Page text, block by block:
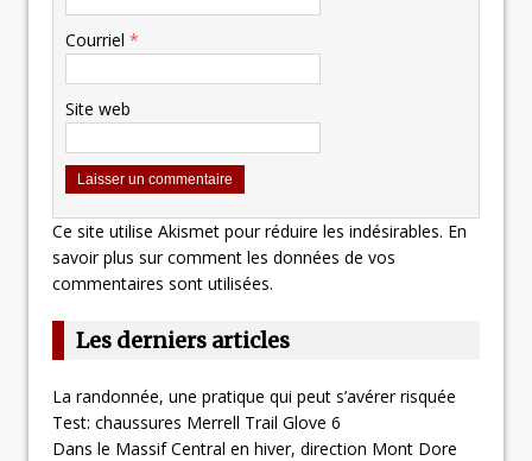
Courriel *
Site web
Ce site utilise Akismet pour réduire les indésirables. En
savoir plus sur comment les données de vos
commentaires sont utilisées.
Les derniers articles
La randonnée, une pratique qui peut s’avérer risquée
Test: chaussures Merrell Trail Glove 6
Dans le Massif Central en hiver, direction Mont Dore